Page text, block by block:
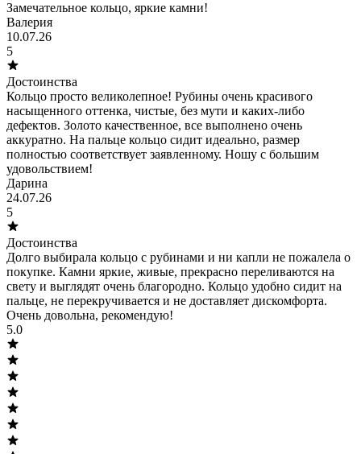
Замечательное кольцо, яркие камни!
Валерия
10.07.26
5
Достоинства
Кольцо просто великолепное! Рубины очень красивого
насыщенного оттенка, чистые, без мути и каких-либо
дефектов. Золото качественное, все выполнено очень
аккуратно. На пальце кольцо сидит идеально, размер
полностью соответствует заявленному. Ношу с большим
удовольствием!
Дарина
24.07.26
5
Достоинства
Долго выбирала кольцо с рубинами и ни капли не пожалела о
покупке. Камни яркие, живые, прекрасно переливаются на
свету и выглядят очень благородно. Кольцо удобно сидит на
пальце, не перекручивается и не доставляет дискомфорта.
Очень довольна, рекомендую!
5.0